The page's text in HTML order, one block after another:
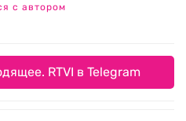
с автором
RTVI в Telegram